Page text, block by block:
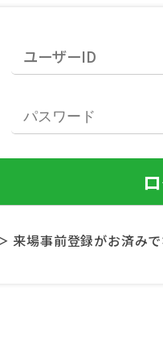
来場事前登録がお済み